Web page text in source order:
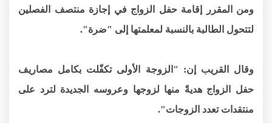
ومن المقرر إقامة حفل الزواج في إجازة منتصف الفصلين
لتتحول الطالبة بالنسبة لمعلمتها إلى "ضرة".
وقال القريب إن: "الزوجة الأولى تكفّلت بكامل مصاريف
حفل الزواج هديةً منها لزوجها وعروسه الجديدة لترد على
منتقدات تعدد الزوجات".